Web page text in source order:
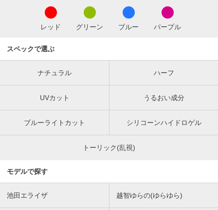
レッド グリーン ブルー パープル
スペックで選ぶ
ナチュラル ハーフ
UVカット うるおい成分
ブルーライトカット シリコーンハイドロゲル
トーリック(乱視)
モデルで探す
池田エライザ 越智ゆらの(ゆらゆら)